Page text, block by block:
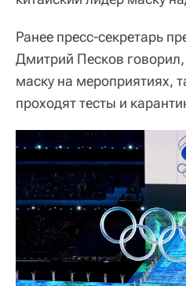
Ранее пресс-секретарь
Дмитрий Песков говорил,
маску на мероприятиях,
проходят тесты и